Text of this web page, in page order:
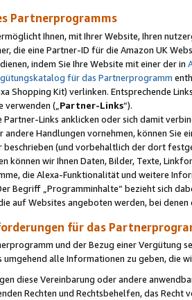
Partnerprogramms
Ihnen, mit Ihrer Website, Ihren
die eine Partner-ID für die Amazon UK
indem Sie Ihre Website mit einer der in
für das Partnerprogramm
Shopping Kit) verlinken. Entsprechende
(„ Partner-Links“).
Partner-Links anklicken oder sich damit
andere Handlungen vornehmen, können Sie
beschrieben (und vorbehaltlich der dort
können wir Ihnen Daten, Bilder, Texte,
die Alexa-Funktionalität und weitere
Begriff „Programminhalte“ bezieht sich
auf Websites angeboten werden, bei
für das
und der Bezug einer Vergütung
umgehend alle Informationen zu geben, die
diese Vereinbarung oder andere
Rechten und Rechtsbehelfen, das